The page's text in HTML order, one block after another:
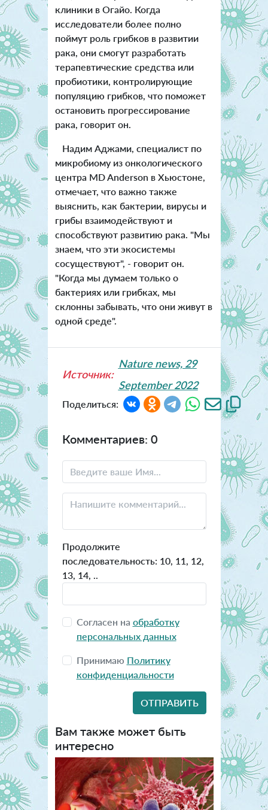
клиники в Огайо. Когда
исследователи более полно
поймут роль грибков в развитии
рака, они смогут разработать
терапевтические средства или
пробиотики, контролирующие
популяцию грибков, что поможет
остановить прогрессирование
рака, говорит он.
Надим Аджами, специалист по
микробиому из онкологического
центра MD Anderson в Хьюстоне,
отмечает, что важно также
выяснить, как бактерии, вирусы и
грибы взаимодействуют и
способствуют развитию рака. "Мы
знаем, что эти экосистемы
сосуществуют", - говорит он.
"Когда мы думаем только о
бактериях или грибках, мы
склонны забывать, что они живут в
одной среде".
Источник:
Nature news, 29
September 2022
Поделиться:
Комментариев: 0
Продолжите
последовательность: 10, 11, 12,
13, 14, ..
Согласен на обработку
персональных данных
Принимаю Политику
конфиденциальности
Вам также может быть
интересно